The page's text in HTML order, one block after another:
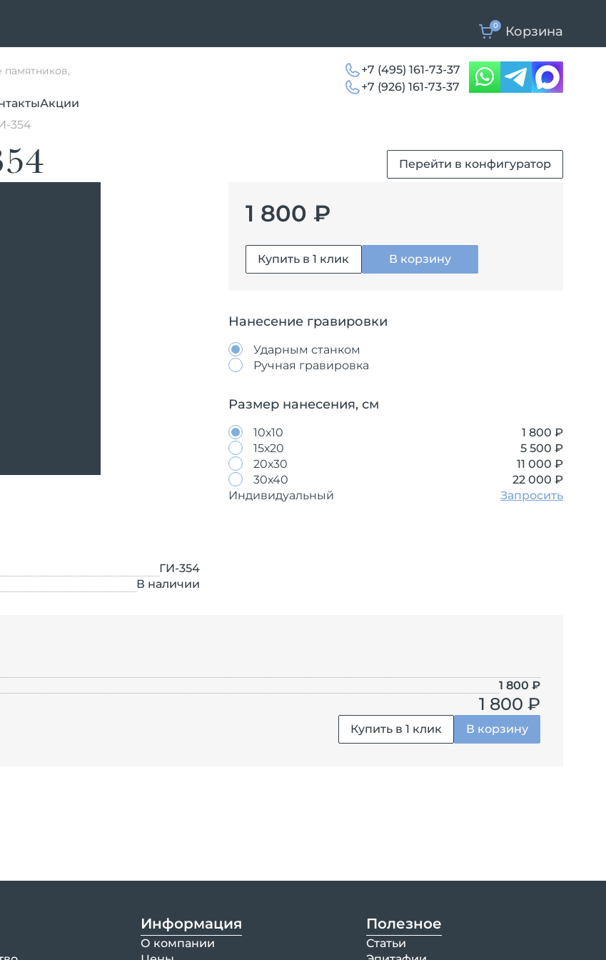
0 Корзина
памятников,
+7 (495) 161-73-37
+7 (926) 161-73-37
Акции
354
Перейти в конфигуратор
ГИ-354
В наличии
1 800 ₽
Купить в 1 клик В корзину
Нанесение гравировки
Ударным станком
Ручная гравировка
Размер нанесения, см
10х10
1 800 ₽
15х20
5 500 ₽
20х30
11 000 ₽
30х40
22 000 ₽
Индивидуальный
Запросить
1 800 ₽
1 800 ₽
Купить в 1 клик В корзину
Информация
О компании
Полезное
Статьи